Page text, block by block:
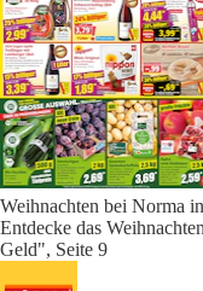
Weihnachten bei Norma
Entdecke das
Geld", Seite 9